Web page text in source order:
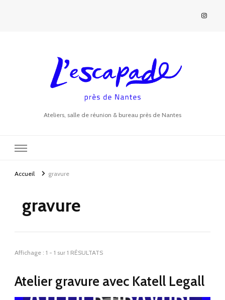
Ateliers, salle de réunion & bureau près de Nantes
Accueil gravure
gravure
Affichage : 1 - 1 sur 1 RÉSULTATS
Atelier gravure avec Katell Legall